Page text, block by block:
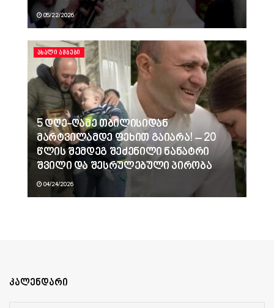
05/22/2026
ᲐᲮᲐᲚᲘ ᲐᲛᲑᲔᲑᲘ
5 დღე-ღამე თბილისიდან
მარტვილამდე ფეხით გაიარა! – 20
წლის შემდეგ შეძენილი ნანატრი
შვილი და შესრულებული პირობა
04/24/2026
კალენდარი